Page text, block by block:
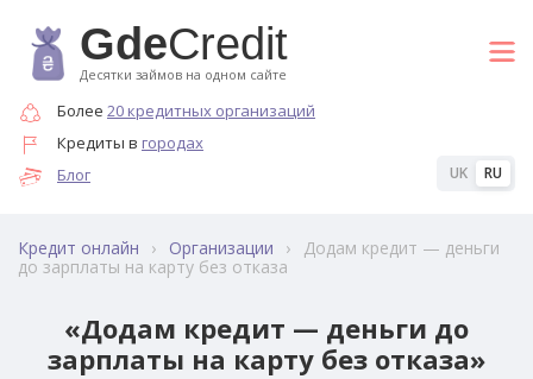
GdeCredit
Десятки займов на одном сайте
Более 20 кредитных организаций
Кредиты в городах
Блог
UK RU
Кредит онлайн › Организации ›
Додам кредит — деньги
до зарплаты на карту без отказа
«Додам кредит — деньги до
зарплаты на карту без отказа»